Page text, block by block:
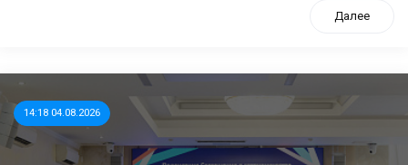
Далее
14:18 04.08.2026